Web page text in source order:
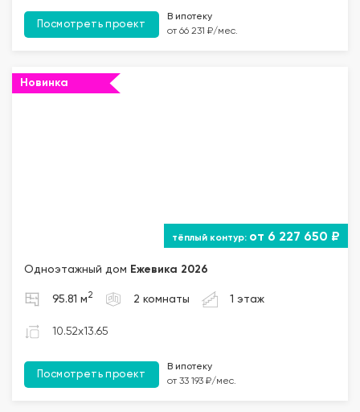
Посмотреть проект
В ипотеку
от 66 231 ₽/мес.
Новинка
от 6 227 650 ₽
Одноэтажный дом Ежевика 2026
95.81 м 2 2 комнаты 1 этаж
10.52x13.65
Посмотреть проект
В ипотеку
от 33 193 ₽/мес.